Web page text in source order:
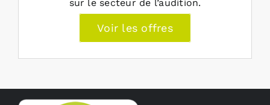
sur le secteur de l’audition.
Voir les offres